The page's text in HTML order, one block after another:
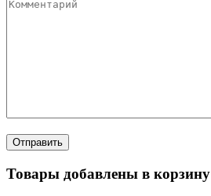
Товары добавлены в корзину